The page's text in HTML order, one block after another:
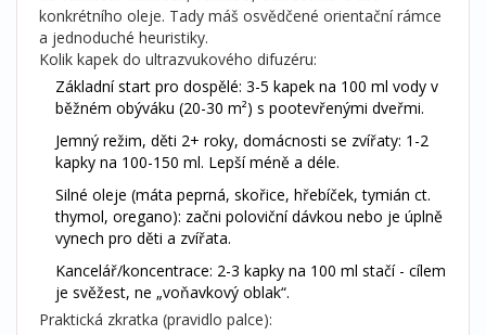
konkrétního oleje. Tady máš osvědčené orientační rámce
a jednoduché heuristiky.
Kolik kapek do ultrazvukového difuzéru:
Základní start pro dospělé: 3-5 kapek na 100 ml vody v
běžném obýváku (20-30 m²) s pootevřenými dveřmi.
Jemný režim, děti 2+ roky, domácnosti se zvířaty: 1-2
kapky na 100-150 ml. Lepší méně a déle.
Silné oleje (máta peprná, skořice, hřebíček, tymián ct.
thymol, oregano): začni poloviční dávkou nebo je úplně
vynech pro děti a zvířata.
Kancelář/koncentrace: 2-3 kapky na 100 ml stačí - cílem
je svěžest, ne „voňavkový oblak“.
Praktická zkratka (pravidlo palce):